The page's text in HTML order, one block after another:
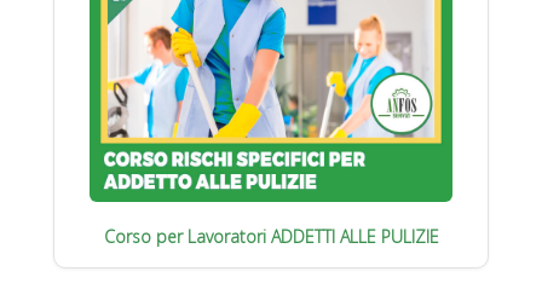
Corso per Lavoratori ADDETTI ALLE PULIZIE